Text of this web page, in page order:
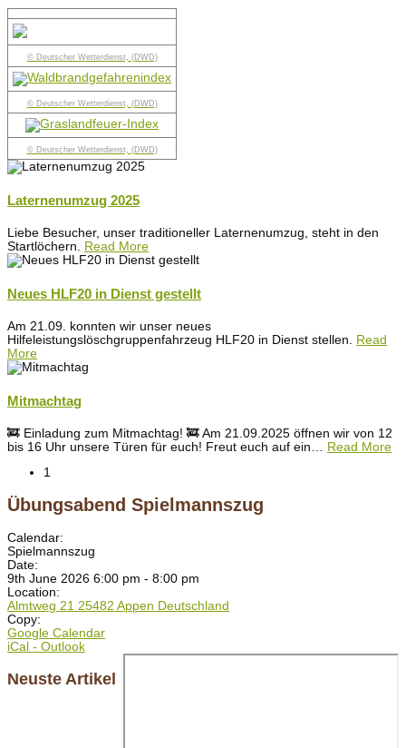
© Deutscher Wetterdienst, (DWD)
© Deutscher Wetterdienst, (DWD)
© Deutscher Wetterdienst, (DWD)
Laternenumzug 2025
Liebe Besucher, unser traditioneller Laternenumzug, steht in den
Startlöchern. Read More
Neues HLF20 in Dienst gestellt
Am 21.09. konnten wir unser neues
Hilfeleistungslöschgruppenfahrzeug HLF20 in Dienst stellen. Read
More
Mitmachtag
🚒 Einladung zum Mitmachtag! 🚒 Am 21.09.2025 öffnen wir von 12
bis 16 Uhr unsere Türen für euch! Freut euch auf ein
Read More
1
Übungsabend Spielmannszug
Calendar:
Spielmannszug
Date:
9th June 2026 6:00 pm - 8:00 pm
Location:
Almtweg 21 25482 Appen Deutschland
Copy:
Google Calendar
iCal - Outlook
Neuste Artikel